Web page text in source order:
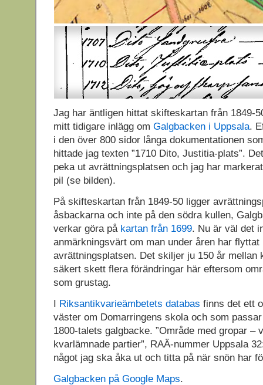
Jag har äntligen hittat skifteskartan från 1849-
mitt tidigare inlägg om Galgbacken i Uppsala.
i den över 800 sidor långa dokumentationen
hittade jag texten ”1710 Dito, Justitia-plats”.
peka ut avrättningsplatsen och jag har
pil (se bilden).
På skifteskartan från 1849-50 ligger
åsbackarna och inte på den södra kullen,
verkar göra på kartan från 1699. Nu är väl det
anmärkningsvärt om man under åren har flyttat
avrättningsplatsen. Det skiljer ju 150 år mellan
säkert skett flera förändringar här eftersom
som grustag.
I Riksantikvarieämbetets databas finns det ett
väster om Domarringens skola och som
1800-talets galgbacke. ”Område med gropar –
kvarlämnade partier”, RAÄ-nummer Uppsala
något jag ska åka ut och titta på när snön har
Galgbacken på Google Maps.